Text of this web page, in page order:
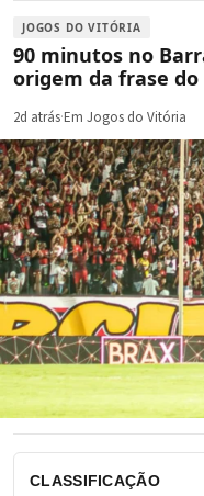
JOGOS DO VITÓRIA
90 minutos no
origem da frase do
2d atrás·Em Jogos do Vitória
CLASSIFICAÇÃO